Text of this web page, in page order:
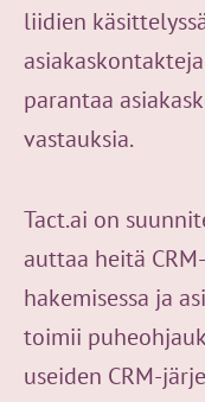
liidien
parantaa
vastauksia.
Tact.ai on
auttaa heitä
hakemisessa ja
toimii
useiden CRM-